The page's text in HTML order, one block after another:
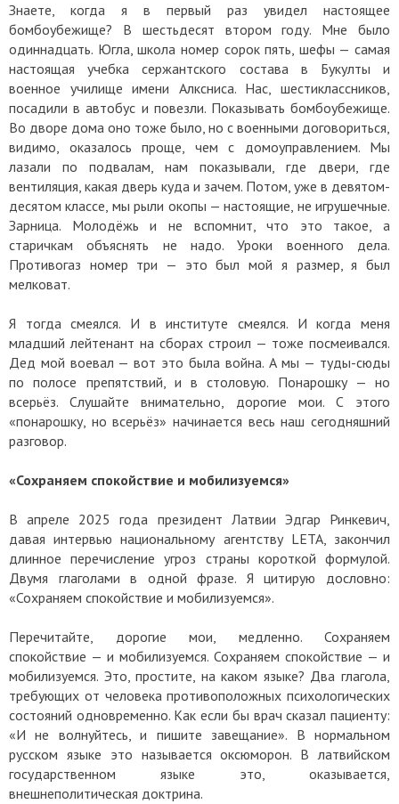
Знаете, когда я в первый раз увидел настоящее
бомбоубежище? В шестьдесят втором году. Мне было
одиннадцать. Югла, школа номер сорок пять, шефы — самая
настоящая учебка сержантского состава в Букулты и
военное училище имени Алксниса. Нас, шестиклассников,
посадили в автобус и повезли. Показывать бомбоубежище.
Во дворе дома оно тоже было, но с военными договориться,
видимо, оказалось проще, чем с домоуправлением. Мы
лазали по подвалам, нам показывали, где двери, где
вентиляция, какая дверь куда и зачем. Потом, уже в девятом-
десятом классе, мы рыли окопы — настоящие, не игрушечные.
Зарница. Молодёжь и не вспомнит, что это такое, а
старичкам объяснять не надо. Уроки военного дела.
Противогаз номер три — это был мой я размер, я был
мелковат.
Я тогда смеялся. И в институте смеялся. И когда меня
младший лейтенант на сборах строил — тоже посмеивался.
Дед мой воевал — вот это была война. А мы — туды-сюды
по полосе препятствий, и в столовую. Понарошку — но
всерьёз. Слушайте внимательно, дорогие мои. С этого
«понарошку, но всерьёз» начинается весь наш сегодняшний
разговор.
«Сохраняем спокойствие и мобилизуемся»
В апреле 2025 года президент Латвии Эдгар Ринкевич,
давая интервью национальному агентству LETA, закончил
длинное перечисление угроз страны короткой формулой.
Двумя глаголами в одной фразе. Я цитирую дословно:
«Сохраняем спокойствие и мобилизуемся».
Перечитайте, дорогие мои, медленно. Сохраняем
спокойствие — и мобилизуемся. Сохраняем спокойствие — и
мобилизуемся. Это, простите, на каком языке? Два глагола,
требующих от человека противоположных психологических
состояний одновременно. Как если бы врач сказал пациенту:
«И не волнуйтесь, и пишите завещание». В нормальном
русском языке это называется оксюморон. В латвийском
государственном языке это, оказывается,
внешнеполитическая доктрина.